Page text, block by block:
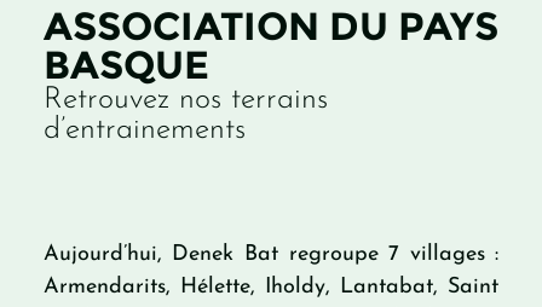
ASSOCIATION DU PAYS
BASQUE
Retrouvez nos terrains
d’entrainements
Aujourd’hui, Denek Bat regroupe 7 villages :
Armendarits, Hélette, Iholdy, Lantabat, Saint